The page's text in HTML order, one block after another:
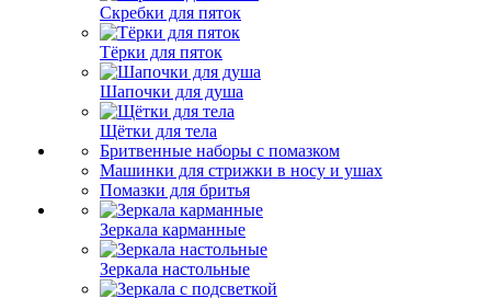
Скребки для пяток
Тёрки для пяток
Шапочки для душа
Щётки для тела
Бритвенные наборы с помазком
Машинки для стрижки в носу и ушах
Помазки для бритья
Зеркала карманные
Зеркала настольные